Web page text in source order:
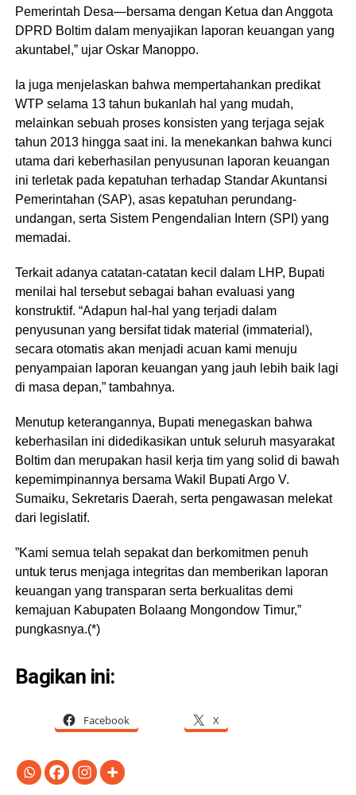
Pemerintah Desa—bersama dengan Ketua dan Anggota
DPRD Boltim dalam menyajikan laporan keuangan yang
akuntabel,” ujar Oskar Manoppo.
​Ia juga menjelaskan bahwa mempertahankan predikat
WTP selama 13 tahun bukanlah hal yang mudah,
melainkan sebuah proses konsisten yang terjaga sejak
tahun 2013 hingga saat ini. Ia menekankan bahwa kunci
utama dari keberhasilan penyusunan laporan keuangan
ini terletak pada kepatuhan terhadap Standar Akuntansi
Pemerintahan (SAP), asas kepatuhan perundang-
undangan, serta Sistem Pengendalian Intern (SPI) yang
memadai.
​Terkait adanya catatan-catatan kecil dalam LHP, Bupati
menilai hal tersebut sebagai bahan evaluasi yang
konstruktif. “Adapun hal-hal yang terjadi dalam
penyusunan yang bersifat tidak material (immaterial),
secara otomatis akan menjadi acuan kami menuju
penyampaian laporan keuangan yang jauh lebih baik lagi
di masa depan,” tambahnya.
​Menutup keterangannya, Bupati menegaskan bahwa
keberhasilan ini didedikasikan untuk seluruh masyarakat
Boltim dan merupakan hasil kerja tim yang solid di bawah
kepemimpinannya bersama Wakil Bupati Argo V.
Sumaiku, Sekretaris Daerah, serta pengawasan melekat
dari legislatif.
​”Kami semua telah sepakat dan berkomitmen penuh
untuk terus menjaga integritas dan memberikan laporan
keuangan yang transparan serta berkualitas demi
kemajuan Kabupaten Bolaang Mongondow Timur,”
pungkasnya.(*)
Bagikan ini:
Facebook X